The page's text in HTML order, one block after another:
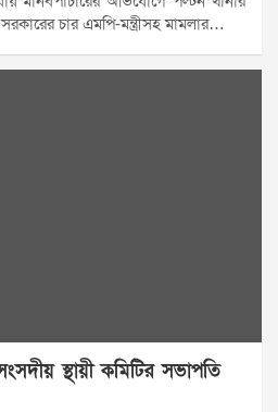
চার এমপি-মন্ত্রীসহ মামলার…
স্থায়ী কমিটির সভাপতি